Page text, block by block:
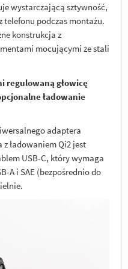
wystarczającą sztywność,
telefonu podczas montażu.
konstrukcja z
mocującymi ze stali
regulowaną głowicę
ładowanie
adaptera
ładowaniem Qi2 jest
USB-C, który wymaga
A i SAE (bezpośrednio do